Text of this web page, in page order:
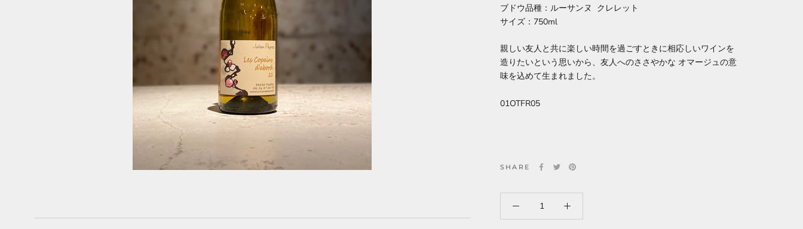
ブドウ品種：ルーサンヌ クレレット
サイズ：750ml
親しい友人と共に楽しい時間を過ごすときに相応しいワインを
造りたいという思いから、友人へのささやかな オマージュの意
味を込めて生まれました。
01OTFR05
SHARE